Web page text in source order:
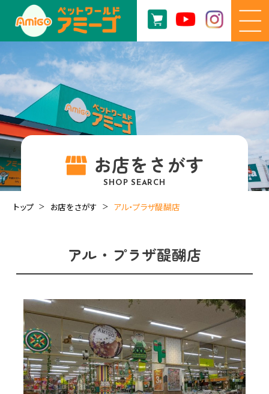
お店をさがす
SHOP SEARCH
トップ お店をさがす アル・プラザ醍醐店
アル・プラザ醍醐店